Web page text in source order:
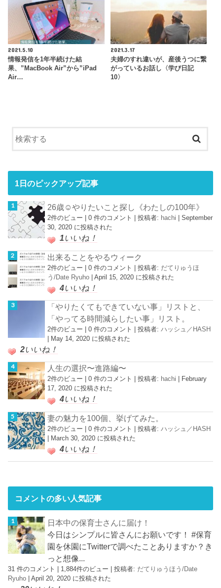
2021.5.10
情報発信を1年半続けた結
果、”MacBook Air”から”iPad
Air…
2021.3.17
夫婦のすれ違いが、産後うつに繋
がっているお話し〈学び日記
10〉
1日のピックアップ記事
26歳☺︎やりたいこと探し《わたしの100年》
2件のビュー |0 件のコメント |投稿者: hachi |September
30, 2020 に投稿された
1 いいね！
出来ることをやるウィーク
2件のビュー |0 件のコメント |投稿者: だてりゅうほ
う/Date Ryuho |April 15, 2020 に投稿された
4いいね！
「やりたくてもできていない事」リストと、
「やってる時間減らしたい事」リスト。
2件のビュー |0 件のコメント |投稿者:ハッシュ／HASH
May 14, 2020 に投稿された
2いいね！
人生の選択〜進路編〜
2件のビュー |0 件のコメント |投稿者: hachi
February
17, 2020 に投稿された
4いいね！
妻の魅力を100個、挙げてみた。
2件のビュー |0 件のコメント |投稿者:ハッシュ／HASH
March 30, 2020 に投稿された
4いいね！
コメントの多い人気記事
日本中の保育士さんに届け！
今日はシンプルに皆さんにお願いです！ #保育
園を休園にTwitterで調べたことありますか？き
っと想像...
31 件のコメント | 1,884件のビュー |投稿者: だてりゅうほう/Date
Ryuho |April 20, 2020 に投稿された